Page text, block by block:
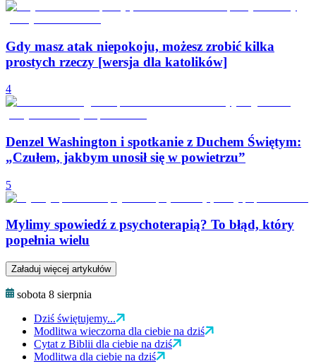
Gdy masz atak niepokoju, możesz zrobić kilka
prostych rzeczy [wersja dla katolików]
4
Denzel Washington i spotkanie z Duchem Świętym:
„Czułem, jakbym unosił się w powietrzu”
5
Mylimy spowiedź z psychoterapią? To błąd, który
popełnia wielu
Załaduj więcej artykułów
sobota 8 sierpnia
Dziś świętujemy...
Modlitwa wieczorna dla ciebie na dziś
Cytat z Biblii dla ciebie na dziś
Modlitwa dla ciebie na dziś